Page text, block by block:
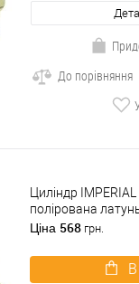
До порівняння
Циліндр
полірована
Ціна 568 грн.